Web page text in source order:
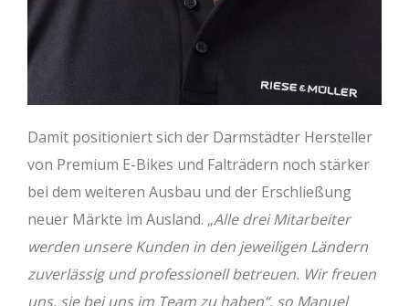
Damit positioniert sich der Darmstädter Hersteller
von Premium E-Bikes und Falträdern noch stärker
bei dem weiteren Ausbau und der Erschließung
neuer Märkte im Ausland. „Alle drei Mitarbeiter
werden unsere Kunden in den jeweiligen Ländern
zuverlässig und professionell betreuen. Wir freuen
uns, sie bei uns im Team zu haben“, so Manuel